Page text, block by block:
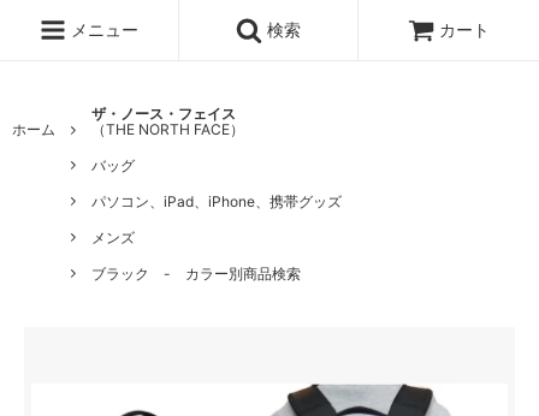
メニュー 検索 カート
ホーム
ザ・ノース・フェイス
（THE NORTH FACE）
バッグ
パソコン、iPad、iPhone、携帯グッズ
メンズ
ブラック - カラー別商品検索